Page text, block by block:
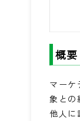
概要
マーケ
象との
他人に